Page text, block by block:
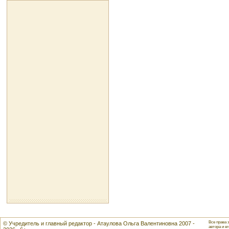
© Учредитель и главный редактор - Атаулова Ольга Валентиновна 2007 -
Все права
автора и